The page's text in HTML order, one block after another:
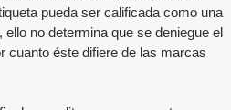
pueda ser calificada como una
no determina que se deniegue el
cuanto éste difiere de las marcas